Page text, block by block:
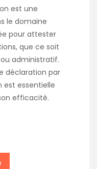
est une
le domaine
pour attester
que ce soit
administratif.
déclaration par
est essentielle
efficacité.